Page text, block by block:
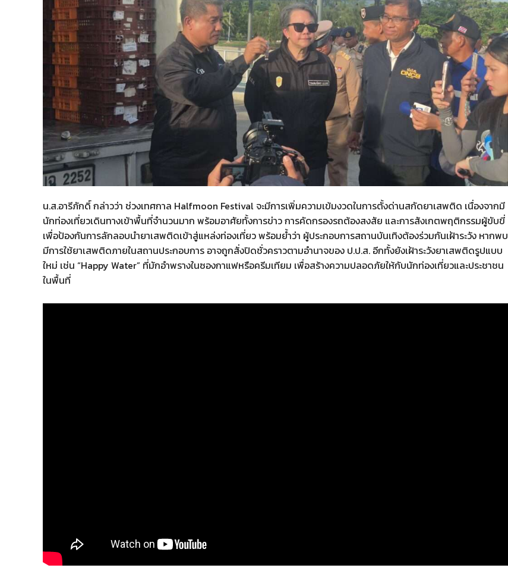
น.ส.อารีภักดิ์ กล่าวว่า ช่วงเทศกาล Halfmoon Festival จะมีการเพิ่มความเข้มงวดในการตั้งด่านสกัดยาเสพติด เนื่องจากมี
นักท่องเที่ยวเดินทางเข้าพื้นที่จำนวนมาก พร้อมอาศัยทั้งการข่าว การคัดกรองรถต้องสงสัย และการสังเกตพฤติกรรมผู้ขับขี่
เพื่อป้องกันการลักลอบนำยาเสพติดเข้าสู่แหล่งท่องเที่ยว พร้อมย้ำว่า ผู้ประกอบการสถานบันเทิงต้องร่วมกันเฝ้าระวัง หากพบ
มีการใช้ยาเสพติดภายในสถานประกอบการ อาจถูกสั่งปิดชั่วคราวตามอำนาจของ ป.ป.ส. อีกทั้งยังเฝ้าระวังยาเสพติดรูปแบบ
ใหม่ เช่น “Happy Water” ที่มักอำพรางในซองกาแฟหรือครีมเทียม เพื่อสร้างความปลอดภัยให้กับนักท่องเที่ยวและประชาชน
ในพื้นที่